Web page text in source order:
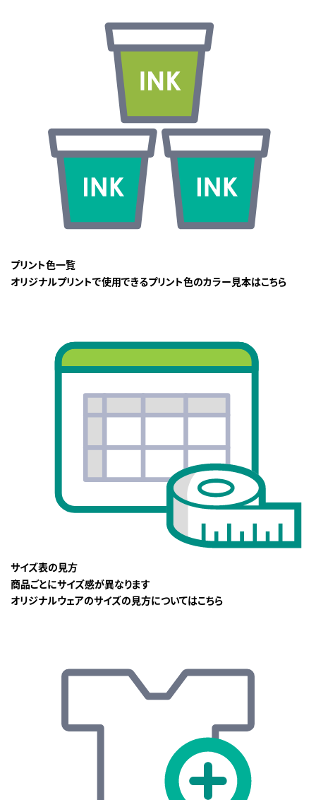
プリント色一覧
オリジナルプリントで使用できるプリント色のカラー見本はこちら
サイズ表の見方
商品ごとにサイズ感が異なります
オリジナルウェアのサイズの見方についてはこちら